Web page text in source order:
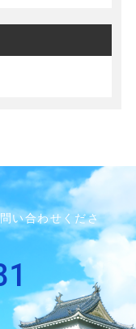
い合わせくださ